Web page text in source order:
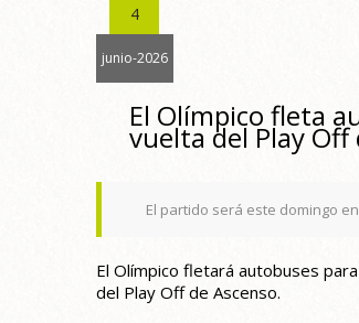
4
junio-2026
El Olímpico fleta
vuelta del Play Off
El partido será este domingo
El Olímpico fletará autobuses
del Play Off de Ascenso.